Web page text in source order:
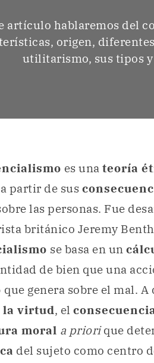
artículo hablaremos del
origen,
utilitarismo, sus tipos
es una teoría
partir de sus
las personas. Fue
británico Jeremy
se basa en un
de bien que una
que genera sobre el mal.
la virtud, el
moral a priorique
del sujeto como centro